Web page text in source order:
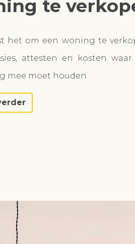
te
het om een woning te
attesten en kosten
mee moet houden.